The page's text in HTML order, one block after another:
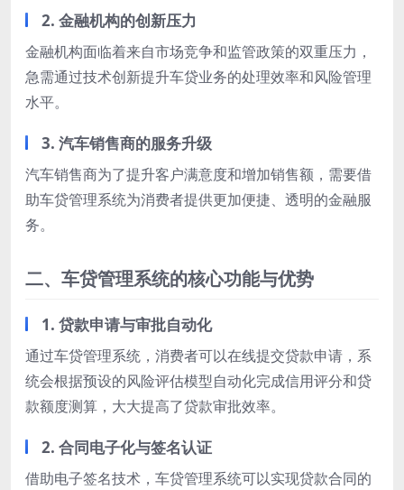
2. 金融机构的创新压力
金融机构面临着来自市场竞争和监管政策的双重压力，
急需通过技术创新提升车贷业务的处理效率和风险管理
水平。
3. 汽车销售商的服务升级
汽车销售商为了提升客户满意度和增加销售额，需要借
助车贷管理系统为消费者提供更加便捷、透明的金融服
务。
二、车贷管理系统的核心功能与优势
1. 贷款申请与审批自动化
通过车贷管理系统，消费者可以在线提交贷款申请，系
统会根据预设的风险评估模型自动化完成信用评分和贷
款额度测算，大大提高了贷款审批效率。
2. 合同电子化与签名认证
借助电子签名技术，车贷管理系统可以实现贷款合同的